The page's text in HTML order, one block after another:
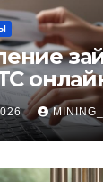
в
и